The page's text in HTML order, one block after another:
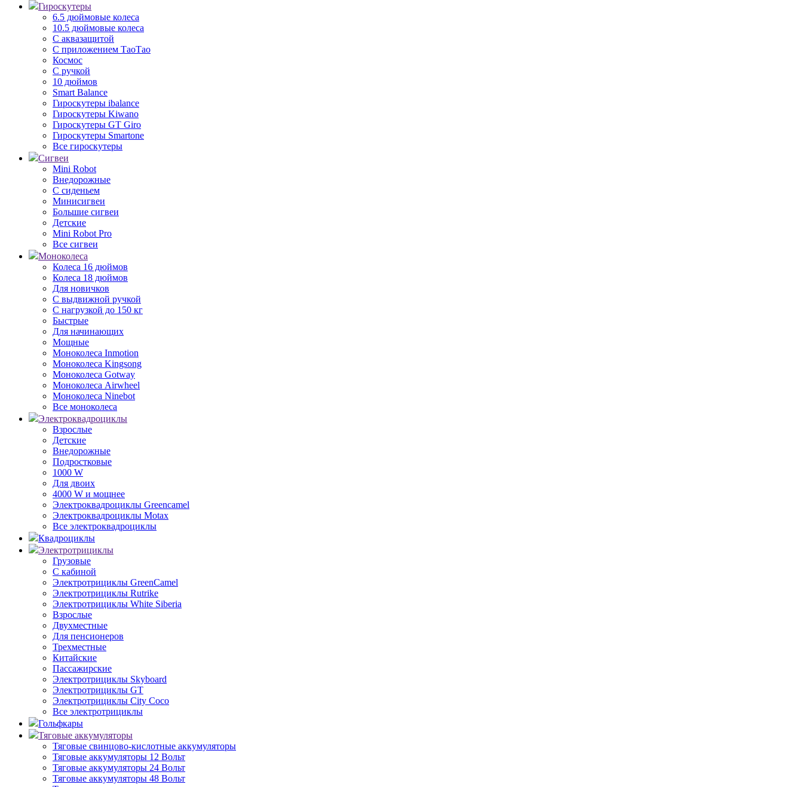
Гироскутеры
6.5 дюймовые колеса
10.5 дюймовые колеса
С аквазащитой
С приложением ТаоТао
Космос
С ручкой
10 дюймов
Smart Balance
Гироскутеры ibalance
Гироскутеры Kiwano
Гироскутеры GT Giro
Гироскутеры Smartone
Все гироскутеры
Сигвеи
Mini Robot
Внедорожные
С сиденьем
Минисигвеи
Большие сигвеи
Детские
Mini Robot Pro
Все сигвеи
Моноколеса
Колеса 16 дюймов
Колеса 18 дюймов
Для новичков
С выдвижной ручкой
С нагрузкой до 150 кг
Быстрые
Для начинающих
Мощные
Моноколеса Inmotion
Моноколеса Kingsong
Моноколеса Gotway
Моноколеса Airwheel
Моноколеса Ninebot
Все моноколеса
Электроквадроциклы
Взрослые
Детские
Внедорожные
Подростковые
1000 W
Для двоих
4000 W и мощнее
Электроквадроциклы Greencamel
Электроквадроциклы Motax
Все электроквадроциклы
Квадроциклы
Электротрициклы
Грузовые
С кабиной
Электротрициклы GreenCamel
Электротрициклы Rutrike
Электротрициклы White Siberia
Взрослые
Двухместные
Для пенсионеров
Трехместные
Китайские
Пассажирские
Электротрициклы Skyboard
Электротрициклы GT
Электротрициклы City Coco
Все электротрициклы
Гольфкары
Тяговые аккумуляторы
Тяговые свинцово-кислотные аккумуляторы
Тяговые аккумуляторы 12 Вольт
Тяговые аккумуляторы 24 Вольт
Тяговые аккумуляторы 48 Вольт